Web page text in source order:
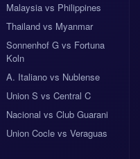
Malaysia vs Philippines
Thailand vs Myanmar
Sonnenhof G vs Fortuna
Koln
A. Italiano vs Nublense
Union S vs Central C
Nacional vs Club Guarani
Union Cocle vs Veraguas